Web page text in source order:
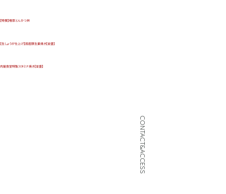
【特撰】極厚とんかつ丼
【生しょうが仕上げ】国産豚生姜焼き【並盛】
肉屋食堂特製スタミナ焼き【並盛】
CONTACT&ACCESS